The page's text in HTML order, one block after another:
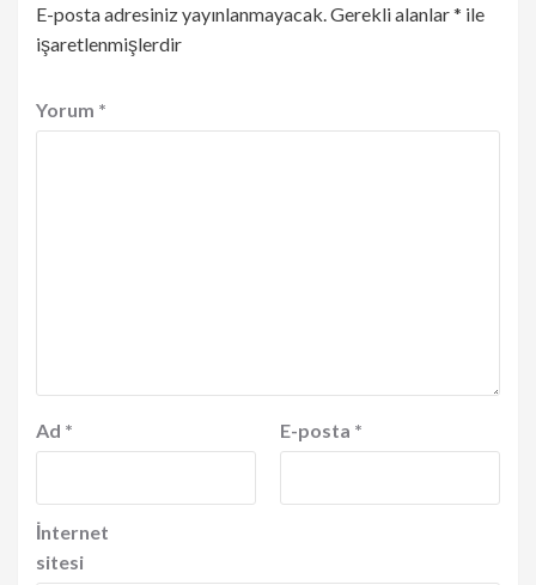
E-posta adresiniz yayınlanmayacak.Gerekli alanlar* ile
işaretlenmişlerdir
Yorum *
Ad * E-posta *
İnternet
sitesi